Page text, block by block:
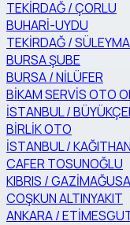
TEKİRDAĞ / ÇORLU
BUHARİ-UYDU
TEKİRDAĞ /
BURSA ŞUBE
BURSA / NİLÜFER
BİKAM SERVİS OTO
İSTANBUL /
BİRLİK OTO
İSTANBUL /
CAFER TOSUNOĞLU
KIBRIS / GAZİMAĞUSA
COŞKUN ALTINYAKIT
ANKARA /